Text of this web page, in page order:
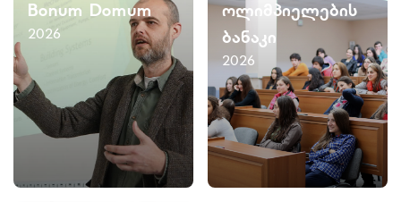
Bonum Domum
2026
ოლიმპიელების
ბანაკი
2026